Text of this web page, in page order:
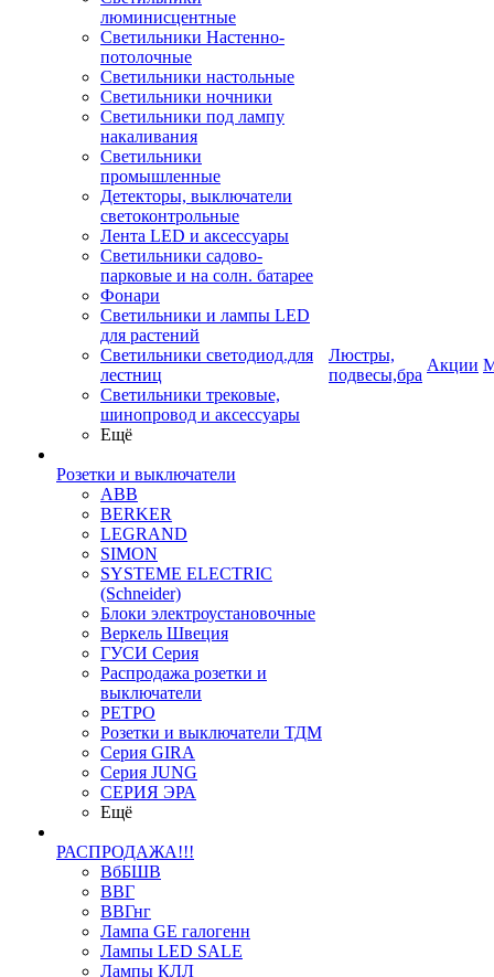
люминисцентные
Светильники Настенно-
потолочные
Светильники настольные
Светильники ночники
Светильники под лампу
накаливания
Светильники
промышленные
Детекторы, выключатели
светоконтрольные
Лента LED и аксессуары
Светильники садово-
парковые и на солн. батарее
Фонари
Светильники и лампы LED
для растений
Светильники светодиод.для
лестниц
Светильники трековые,
шинопровод и аксессуары
Ещё
Розетки и выключатели
ABB
BERKER
LEGRAND
SIMON
SYSTEME ELECTRIC
(Schneider)
Блоки электроустановочные
Веркель Швеция
ГУСИ Серия
Распродажа розетки и
выключатели
РЕТРО
Розетки и выключатели ТДМ
Серия GIRA
Серия JUNG
СЕРИЯ ЭРА
Ещё
РАСПРОДАЖА!!!
ВбБШВ
ВВГ
ВВГнг
Лампа GE галогенн
Лампы LED SALE
Лампы КЛЛ
Люстры,
подвесы,бра
Акции